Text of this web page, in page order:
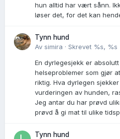
hun alltid har vært sånn.
løser det, for det kan
Tynn hund
Av simira · Skrevet %s, %s
En dyrlegesjekk er
helseproblemer som gjør
riktig. Hva dyrlegen
vurderingen av hunden,
Jeg antar du har prøvd
prøvd å gi mat til ulike
Tynn hund